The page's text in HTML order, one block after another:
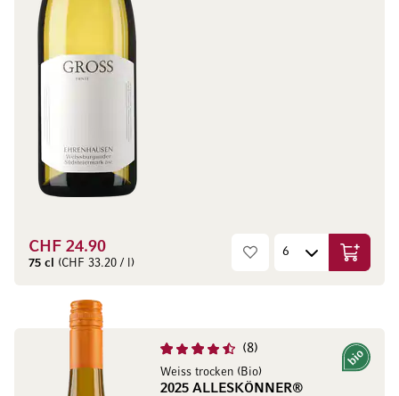
CHF 24.90
75 cl (CHF 33.20 / l) In den
8
Weiss trocken (Bio)
2025 ALLESKÖNNER®
Bio